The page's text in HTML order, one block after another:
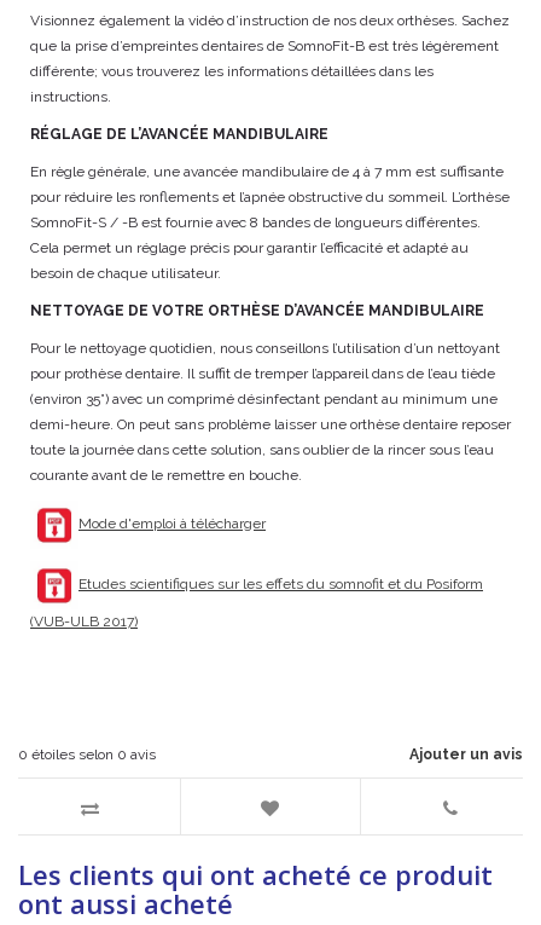
Visionnez également la vidéo d’instruction de nos deux orthèses. Sachez
que la prise d’empreintes dentaires de SomnoFit-B est très légèrement
différente; vous trouverez les informations détaillées dans les
instructions.
RÉGLAGE DE L’AVANCÉE MANDIBULAIRE
En règle générale, une avancée mandibulaire de 4 à 7 mm est suffisante
pour réduire les ronflements et l’apnée obstructive du sommeil. L’orthèse
SomnoFit-S / -B est fournie avec 8 bandes de longueurs différentes.
Cela permet un réglage précis pour garantir l’efficacité et adapté au
besoin de chaque utilisateur.
NETTOYAGE DE VOTRE ORTHÈSE D’AVANCÉE MANDIBULAIRE
Pour le nettoyage quotidien, nous conseillons l’utilisation d’un nettoyant
pour prothèse dentaire. Il suffit de tremper l’appareil dans de l’eau tiède
(environ 35°) avec un comprimé désinfectant pendant au minimum une
demi-heure. On peut sans problème laisser une orthèse dentaire reposer
toute la journée dans cette solution, sans oublier de la rincer sous l’eau
courante avant de le remettre en bouche.
Mode d'emploi à télécharger
Etudes scientifiques sur les effets du somnofit et du Posiform
(VUB-ULB 2017)
Ajouter un avis
0 étoiles selon 0 avis
Les clients qui ont acheté ce produit
ont aussi acheté